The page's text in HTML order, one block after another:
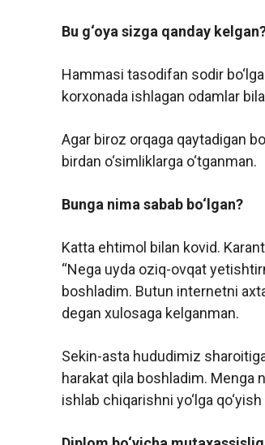
Bu g‘oya sizga qanday
Hammasi tasodifan sodir
korxonada ishlagan odamlar
Agar biroz orqaga qaytadigan
birdan o‘simliklarga o‘tganman.
Bunga nima sabab bo‘lgan?
Katta ehtimol bilan kovid.
“Nega uyda oziq-ovqat
boshladim. Butun internetni
degan xulosaga kelganman.
Sekin-asta hududimiz
harakat qila boshladim. Menga
ishlab chiqarishni yo‘lga